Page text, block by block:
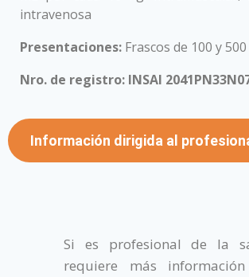
intravenosa
Presentaciones: Frascos de 100 y
Nro. de registro: INSAI
Información dirigida al
Si es profesional de la
requiere más